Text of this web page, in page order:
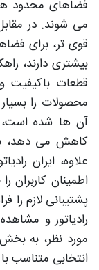
فضاهای محدود
می شوند. در
قوی تر، برای
بیشتری دارند،
قطعات باکیفیت
محصولات را
آن ها شده است،
کاهش می دهد،
علاوه، ایران
اطمینان
پشتیبانی لازم را
رادیاتور و
مورد نظر، به
انتخابی متناسب